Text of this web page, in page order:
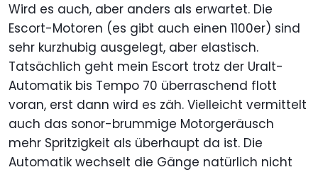
Wird es auch, aber anders als erwartet. Die
Escort-Motoren (es gibt auch einen 1100er) sind
sehr kurzhubig ausgelegt, aber elastisch.
Tatsächlich geht mein Escort trotz der Uralt-
Automatik bis Tempo 70 überraschend flott
voran, erst dann wird es zäh. Vielleicht vermittelt
auch das sonor-brummige Motorgeräusch
mehr Spritzigkeit als überhaupt da ist. Die
Automatik wechselt die Gänge natürlich nicht